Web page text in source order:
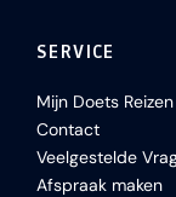
SERVICE
Mijn Doets Reizen
Contact
Veelgestelde
Afspraak maken